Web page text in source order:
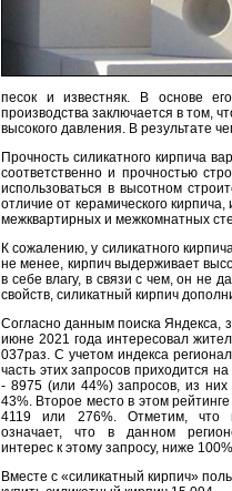
песок и известняк. В основе
производства заключается в том,
высокого давления. В результате
Прочность силикатного кирпича
соответственно и прочностью
использоваться в высотном
отличие от керамического
межквартирных и межкомнатных
К сожалению, у силикатного
не менее, кирпич выдерживает
в себе влагу, в связи с чем, он не
свойств, силикатный кирпич
Cогласно данным поиска Яндекса,
июне 2021 года интересовал
037раз. С учетом индекса
часть этих запросов приходится
- 8975 (или 44%) запросов, из
43%. Второе место в этом
4119 или 276%. Отметим, что
означает, что в данном
интерес к этому запросу, ниже
Вместе с «силикатный кирпич»